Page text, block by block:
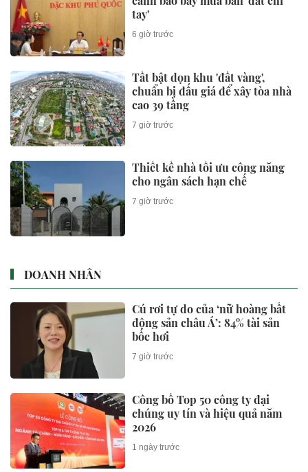
tay'
6 giờ trước
Tất bật dọn khu 'đất vàng',
chuẩn bị đấu giá để xây tòa nhà
cao 39 tầng
7 giờ trước
Thiết kế nhà tối ưu công năng
cho ngân sách hạn chế
7 giờ trước
DOANH NHÂN
Cú rơi tự do của ‘nữ hoàng bất
động sản châu Á’: 84% tài sản
bốc hơi
7 giờ trước
Công bố Top 50 công ty đại
chúng uy tín và hiệu quả năm
2026
1 ngày trước